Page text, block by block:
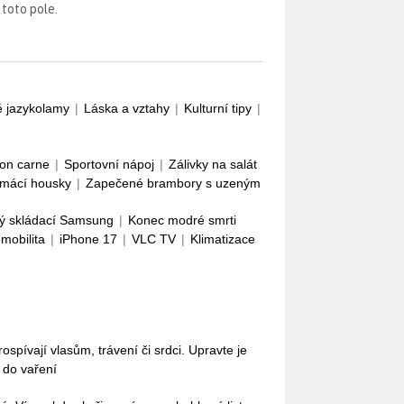
pole.
jazykolamy | Láska a vztahy | Kulturní tipy |
carne | Sportovní nápoj | Zálivky na salát
housky | Zapečené brambory s uzeným
skládací Samsung | Konec modré smrti
| iPhone 17 | VLC TV | Klimatizace
vlasům, trávení či srdci. Upravte je
do vaření